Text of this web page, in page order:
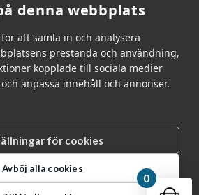
denna webbplats
att samla in och analysera
prestanda och användning,
kopplade till sociala medier
anpassa innehåll och annonser.
för cookies
Avböj alla cookies
AB © 2026 |
|
031 - 92 94 92
Din
0